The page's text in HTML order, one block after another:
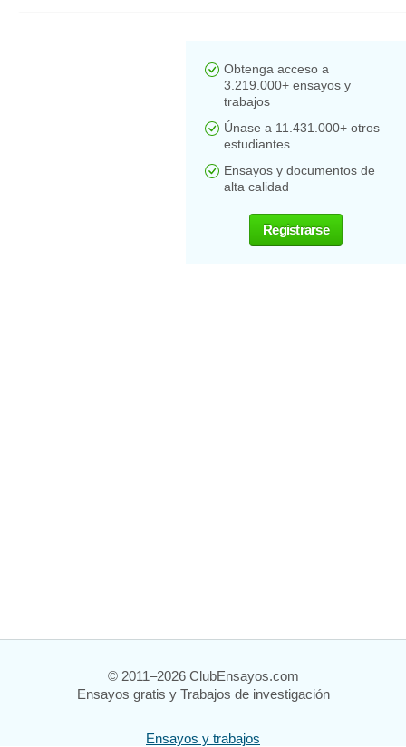
Obtenga acceso a
3.219.000+ ensayos y
trabajos
Únase a 11.431.000+ otros
estudiantes
Ensayos y documentos de
alta calidad
Registrarse
© 2011–2026 ClubEnsayos.com
Ensayos gratis y Trabajos de investigación
Ensayos y trabajos